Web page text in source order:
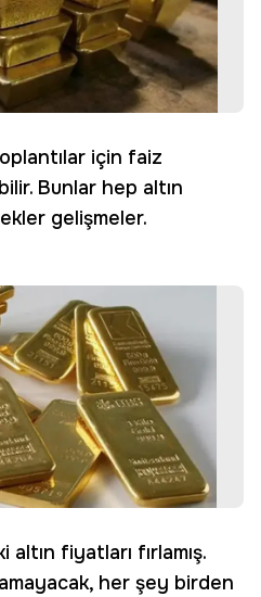
için faiz
Bunlar hep altın
gelişmeler.
altın fiyatları fırlamış.
her şey birden